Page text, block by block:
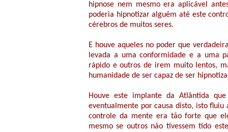
hipnose nem mesmo era aplicável
poderia hipnotizar alguém até este
cérebros de muitos seres.
E houve aqueles no poder que
levada a uma conformidade e a uma
rápido e outros de irem muito lentos,
humanidade de ser capaz de ser
Houve este implante da Atlântida
eventualmente por causa disto, isto
controle da mente era tão forte que
mesmo se outros não tivessem tido